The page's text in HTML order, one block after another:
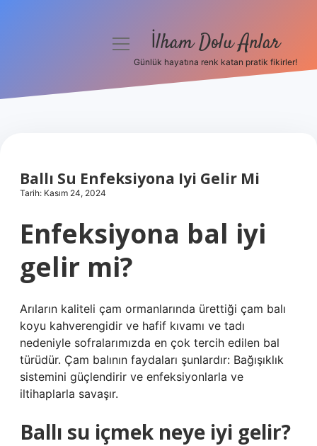
Hakkımızda
menüyü İlham Dolu Anlar
Günlük hayatına renk katan pratik fikirler!
Ballı Su Enfeksiyona Iyi Gelir Mi
Tarih: Kasım 24, 2024
Enfeksiyona bal iyi
gelir mi?
Arıların kaliteli çam ormanlarında ürettiği çam balı
koyu kahverengidir ve hafif kıvamı ve tadı
nedeniyle sofralarımızda en çok tercih edilen bal
türüdür. Çam balının faydaları şunlardır: Bağışıklık
sistemini güçlendirir ve enfeksiyonlarla ve
iltihaplarla savaşır.
Ballı su içmek neye iyi gelir?